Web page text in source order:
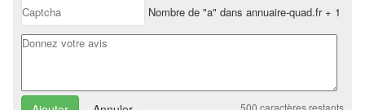
Nombre de "a" dans annuaire-quad.fr + 1
500 caractères restants